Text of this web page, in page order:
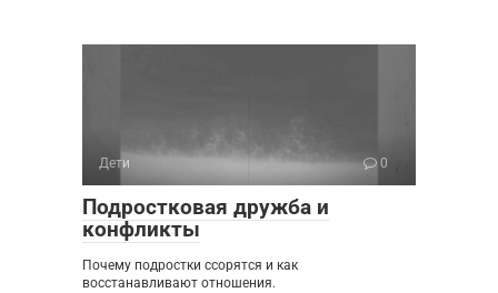
Дети 0
Подростковая дружба и
конфликты
Почему подростки ссорятся и как
восстанавливают отношения.